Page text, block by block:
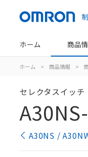
ホーム 商品
ホーム > 商品情報 >
セレクタスイッチ
A30NS /